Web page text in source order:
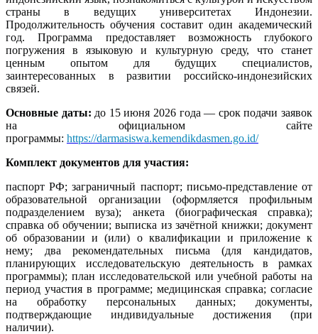
страны в ведущих университетах Индонезии.
Продолжительность обучения составит один академический
год. Программа предоставляет возможность глубокого
погружения в языковую и культурную среду, что станет
ценным опытом для будущих специалистов,
заинтересованных в развитии российско-индонезийских
связей.
Основные даты: до 15 июня 2026 года — срок подачи заявок
на официальном сайте
программы: https://darmasiswa.kemendikdasmen.go.id/
Комплект документов для участия:
паспорт РФ; заграничный паспорт; письмо-представление от
образовательной организации (оформляется профильным
подразделением вуза); анкета (биографическая справка);
справка об обучении; выписка из зачётной книжки; документ
об образовании и (или) о квалификации и приложение к
нему; два рекомендательных письма (для кандидатов,
планирующих исследовательскую деятельность в рамках
программы); план исследовательской или учебной работы на
период участия в программе; медицинская справка; согласие
на обработку персональных данных; документы,
подтверждающие индивидуальные достижения (при
наличии).